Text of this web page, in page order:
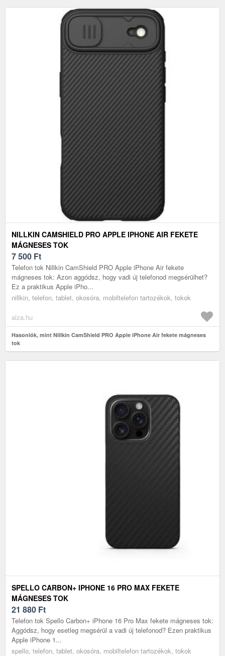
NILLKIN CAMSHIELD PRO APPLE IPHONE AIR FEKETE
MÁGNESES TOK
7 500 Ft
Telefon tok Nillkin CamShield PRO Apple iPhone Air fekete
mágneses tok: Azon aggódsz, hogy vadi új telefonod megsérülhet?
Ez a praktikus Apple iPho...
nillkin, telefon, tablet, okosóra, mobiltelefon tartozékok, tokok
alza.hu
Hasonlók, mint Nillkin CamShield PRO Apple iPhone Air fekete mágneses
tok
SPELLO CARBON+ IPHONE 16 PRO MAX FEKETE
MÁGNESES TOK
21 880 Ft
Telefon tok Spello Carbon+ iPhone 16 Pro Max fekete mágneses tok:
Aggódsz, hogy esetleg megsérül a vadi új telefonod? Ezen praktikus
Apple iPhone 1...
spello, telefon, tablet, okosóra, mobiltelefon tartozékok, tokok